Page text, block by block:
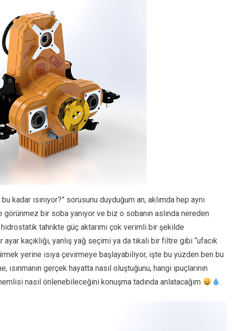
kadar ısınıyor?” sorusunu duyduğum an, aklımda hep aynı
bir soba yanıyor ve biz o sobanın aslında nereden
tahrikte güç aktarımı çok verimli bir şekilde
kaçıklığı, yanlış yağ seçimi ya da tıkalı bir filtre gibi “ufacık
yerine ısıya çevirmeye başlayabiliyor, işte bu yüzden ben bu
ısınmanın gerçek hayatta nasıl oluştuğunu, hangi ipuçlarının
nasıl önlenebileceğini konuşma tadında anlatacağım
.